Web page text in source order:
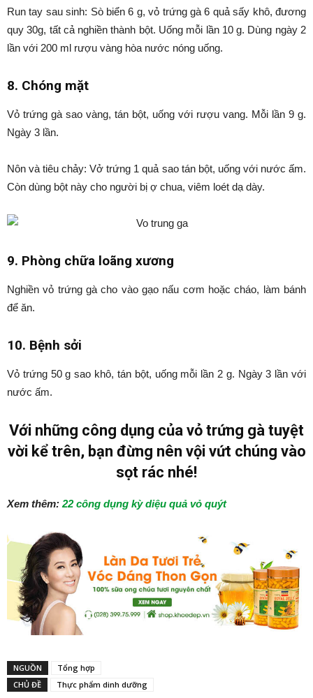
Run tay sau sinh: Sò biển 6 g, vỏ trứng gà 6 quả sấy khô, đương
quy 30g, tất cả nghiền thành bột. Uống mỗi lần 10 g. Dùng ngày 2
lần với 200 ml rượu vàng hòa nước nóng uống.
8. Chóng mặt
Vỏ trứng gà sao vàng, tán bột, uống với rượu vang. Mỗi lần 9 g.
Ngày 3 lần.
Nôn và tiêu chảy: Vở trứng 1 quả sao tán bột, uống với nước ấm.
Còn dùng bột này cho người bị ợ chua, viêm loét dạ dày.
9. Phòng chữa loãng xương
Nghiền vỏ trứng gà cho vào gạo nấu cơm hoặc cháo, làm bánh
để ăn.
10. Bệnh sởi
Vỏ trứng 50 g sao khô, tán bột, uống mỗi lần 2 g. Ngày 3 lần với
nước ấm.
Với những công dụng của vỏ trứng gà tuyệt
vời kể trên, bạn đừng nên vội vứt chúng vào
sọt rác nhé!
Xem thêm: 22 công dụng kỳ diệu quả vỏ quýt
NGUỒN
Tổng hợp
CHỦ ĐỀ
Thực phẩm dinh dưỡng